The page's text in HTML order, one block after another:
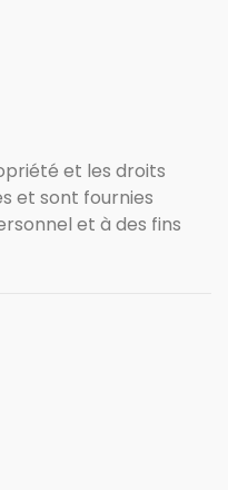
et les droits
et sont fournies
et à des fins